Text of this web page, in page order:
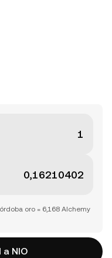
oro = 6,168 Alchemy
NIO